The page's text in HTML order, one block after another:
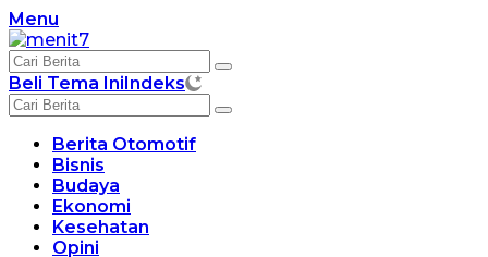
Langsung
ke
konten
Menu
Beli Tema IniIndeks
Berita Otomotif
Bisnis
Budaya
Ekonomi
Kesehatan
Opini